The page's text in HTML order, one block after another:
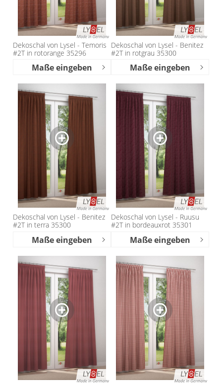
Dekoschal von Lysel - Temoris
#2T in rotorange 35296
Maße eingeben
Dekoschal von Lysel - Benitez
#2T in rotgrau 35300
Maße eingeben
Dekoschal von Lysel - Benitez
#2T in terra 35300
Maße eingeben
Dekoschal von Lysel - Ruusu
#2T in bordeauxrot 35301
Maße eingeben